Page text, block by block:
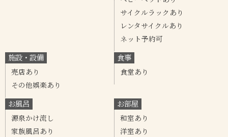
サイクルラックあり
レンタサイクルあり
ネット予約可
施設・設備
売店あり
その他娯楽あり
食事
食堂あり
お風呂
源泉かけ流し
家族風呂あり
お部屋
和室あり
洋室あり